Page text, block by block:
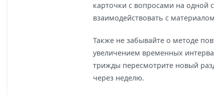
карточки с вопросами на одной
взаимодействовать с
Также не забывайте о методе
увеличением временных
трижды пересмотрите новый
через неделю.